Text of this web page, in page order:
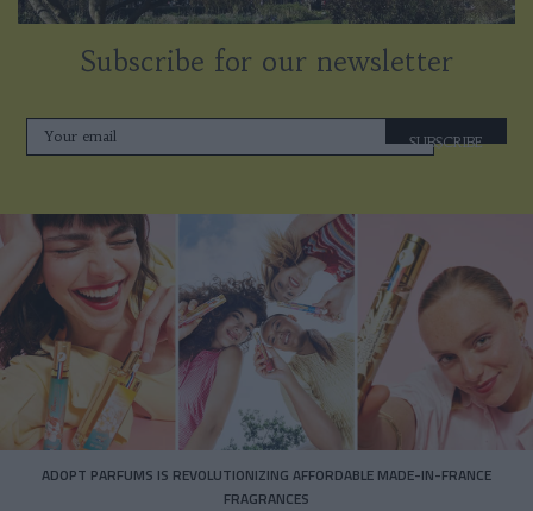
Subscribe for our newsletter
SUBSCRIBE
ADOPT PARFUMS IS REVOLUTIONIZING AFFORDABLE MADE-IN-FRANCE
FRAGRANCES